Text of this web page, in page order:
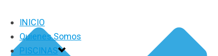
INICIO
Quienes Somos
PISCINAS